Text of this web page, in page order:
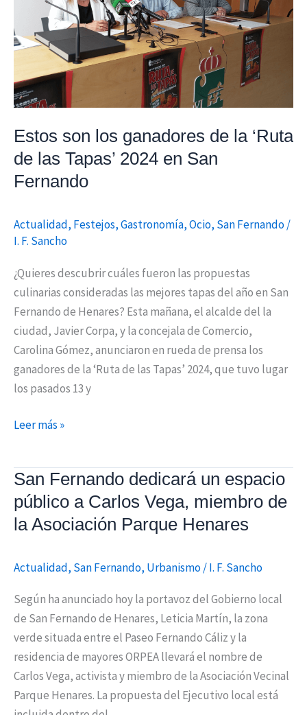
Estos son los ganadores de la ‘Ruta
de las Tapas’ 2024 en San
Fernando
Actualidad, Festejos,Gastronomía,Ocio, San Fernando/
I. F. Sancho
¿Quieres descubrir cuáles fueron las propuestas
culinarias consideradas las mejores tapas del año en San
Fernando de Henares? Esta mañana, el alcalde del la
ciudad, Javier Corpa, y la concejala de Comercio,
Carolina Gómez, anunciaron en rueda de prensa los
ganadores de la ‘Ruta de las Tapas’ 2024, que tuvo lugar
los pasados 13 y
la
‘Ruta
las
Tapas’
en
San
Fernando
Leer más »
San Fernando dedicará un espacio
público a Carlos Vega, miembro de
la Asociación Parque Henares
Actualidad, San Fernando, Urbanismo/I. F. Sancho
Según ha anunciado hoy la portavoz del Gobierno local
de San Fernando de Henares, Leticia Martín, la zona
verde situada entre el Paseo Fernando Cáliz y la
residencia de mayores ORPEA llevará el nombre de
Carlos Vega, activista y miembro de la Asociación Vecinal
Parque Henares. La propuesta del Ejecutivo local está
San
Fernando
dedicará
un
público
a
Carlos
Vega,
miembro
de
la
Asociación